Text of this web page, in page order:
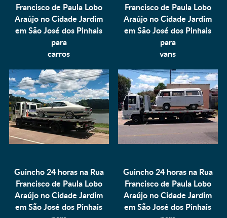
Francisco de Paula Lobo
Araújo no Cidade Jardim
em São José dos Pinhais
para
carros
Francisco de Paula Lobo
Araújo no Cidade Jardim
em São José dos Pinhais
para
vans
Guincho 24 horas na Rua
Francisco de Paula Lobo
Araújo no Cidade Jardim
em São José dos Pinhais
Guincho 24 horas na Rua
Francisco de Paula Lobo
Araújo no Cidade Jardim
em São José dos Pinhais